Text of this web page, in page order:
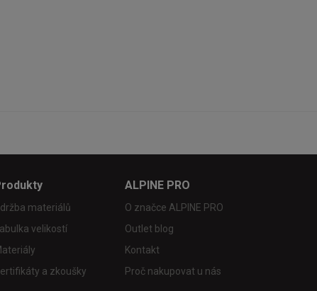
materiálů
velikostí
a zkoušky
ALPINE PRO
O značce ALPINE PRO
Outlet blog
Kontakt
Proč nakupovat u nás